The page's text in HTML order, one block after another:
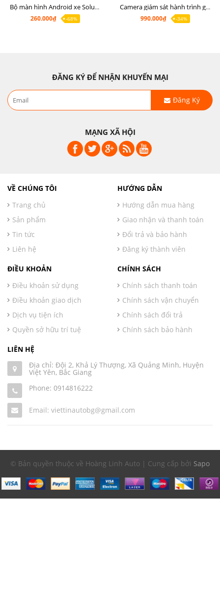
Bộ màn hình Android xe Soluto, mặt dưỡng lắp màn hình Soluto kèm rắc zin
260.000₫
-68%
Camera giám sát hành trình ghi hình 2 mắt Q8 Pro độ phân giải 2K +1080P
990.000₫
-34%
ĐĂNG KÝ ĐỂ NHẬN KHUYẾN MẠI
Đăng Ký
MẠNG XÃ HỘI
VỀ CHÚNG TÔI
Trang chủ
Sản phẩm
Tin tức
Liên hệ
HƯỚNG DẪN
Hướng dẫn mua hàng
Giao nhận và thanh toán
Đổi trả và bảo hành
Đăng ký thành viên
ĐIỀU KHOẢN
Điều khoản sử dụng
Điều khoản giao dịch
Dịch vụ tiện ích
Quyền sở hữu trí tuệ
CHÍNH SÁCH
Chính sách thanh toán
Chính sách vận chuyển
Chính sách đổi trả
Chính sách bảo hành
LIÊN HỆ
Địa chỉ: Đội 2, Khả Lý Thượng, Xã Quảng Minh, Huyện
Việt Yên, Bắc Giang
Phone: 0914816222
Email: viettinautobg@gmail.com
© Bản quyền thuộc về Hoàng Linh Auto | Cung cấp bởi Sapo